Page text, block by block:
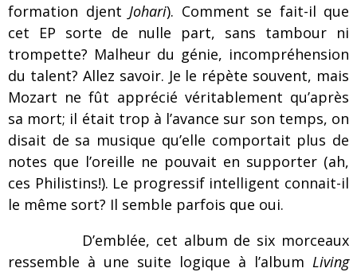
formation djent Johari). Comment se fait-il que
cet EP sorte de nulle part, sans tambour ni
trompette? Malheur du génie, incompréhension
du talent? Allez savoir. Je le répète souvent, mais
Mozart ne fût apprécié véritablement qu’après
sa mort; il était trop à l’avance sur son temps, on
disait de sa musique qu’elle comportait plus de
notes que l’oreille ne pouvait en supporter (ah,
ces Philistins!). Le progressif intelligent connait-il
le même sort? Il semble parfois que oui.
D’emblée, cet album de six morceaux
ressemble à une suite logique à l’album Living